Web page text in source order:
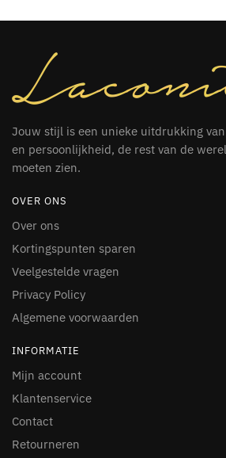
Jouw stijl is een unieke uitdrukking
en persoonlijkheid, de rest van de
moeten zien.
OVER ONS
Over ons
Kortingspunten sparen
Veelgestelde vragen
Privacy Policy
Algemene voorwaarden
INFORMATIE
Mijn account
Klantenservice
Contact
Retourneren